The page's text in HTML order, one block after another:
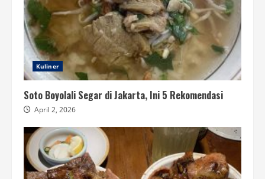
Kuliner
Soto Boyolali Segar di Jakarta, Ini 5 Rekomendasi
April 2, 2026